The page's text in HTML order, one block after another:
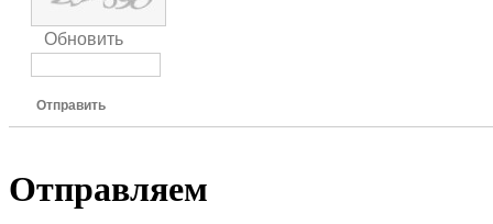
Обновить
Отправить
Отправляем